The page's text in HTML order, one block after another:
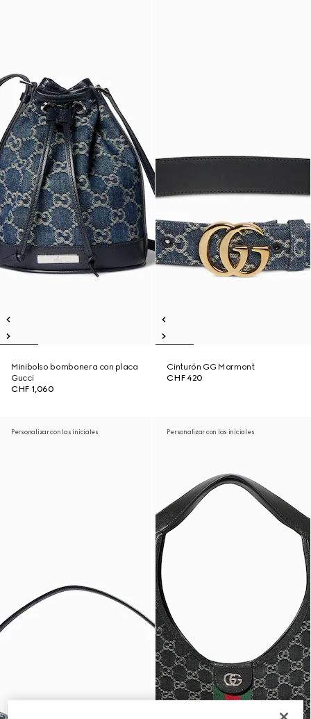
Minibolso bombonera con placa
Gucci
CHF 1,060
Cinturón GG Marmont
CHF 420
Personalizar con las iniciales Personalizar con las iniciales